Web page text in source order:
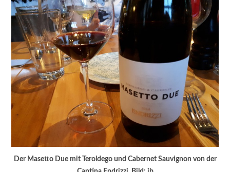
Der Masetto Due mit Teroldego und Cabernet Sauvignon von der